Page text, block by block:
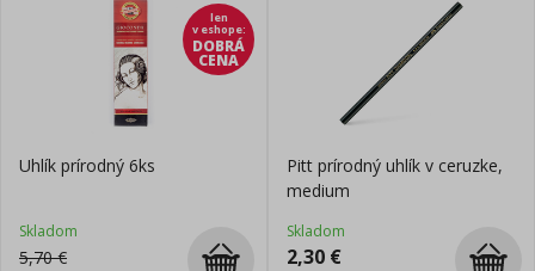
len
v eshope:
DOBRÁ
CENA
Uhlík prírodný 6ks
Skladom
5,70€
Pitt prírodný uhlík v ceruzke,
medium
Skladom
2,30 €